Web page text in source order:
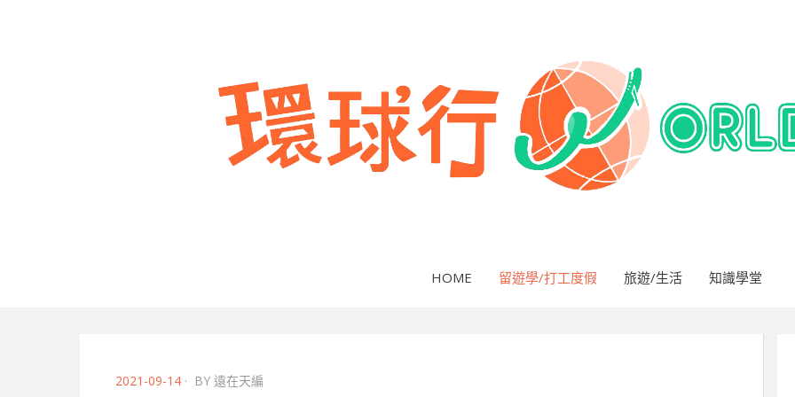
HOME 留遊學/打工度假 旅遊/生活 知識學堂
POSTED
2021-09-14 BY 遠在天編